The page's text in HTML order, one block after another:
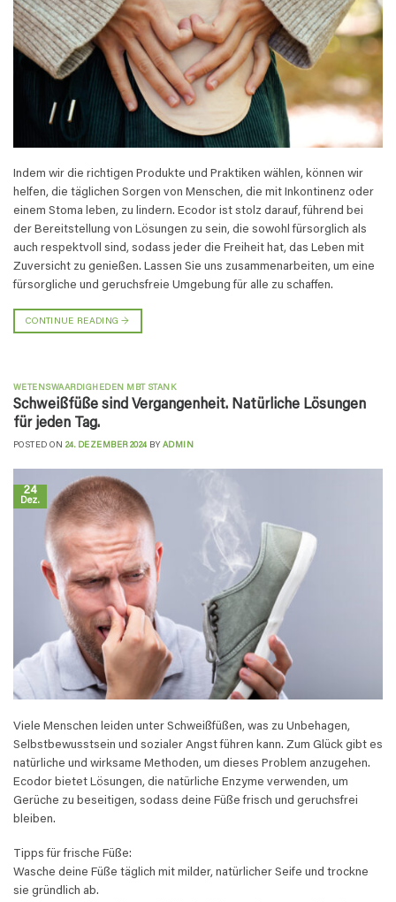
Indem wir die richtigen Produkte und Praktiken wählen, können wir
helfen, die täglichen Sorgen von Menschen, die mit Inkontinenz oder
einem Stoma leben, zu lindern. Ecodor ist stolz darauf, führend bei
der Bereitstellung von Lösungen zu sein, die sowohl fürsorglich als
auch respektvoll sind, sodass jeder die Freiheit hat, das Leben mit
Zuversicht zu genießen. Lassen Sie uns zusammenarbeiten, um eine
fürsorgliche und geruchsfreie Umgebung für alle zu schaffen.
CONTINUE READING→
WETENSWAARDIGHEDEN MBT STANK
Schweißfüße sind Vergangenheit. Natürliche Lösungen
für jeden Tag.
POSTED ON 24. DEZEMBER 2024 BY ADMIN
24
Dez.
Viele Menschen leiden unter Schweißfüßen, was zu Unbehagen,
Selbstbewusstsein und sozialer Angst führen kann. Zum Glück gibt es
natürliche und wirksame Methoden, um dieses Problem anzugehen.
Ecodor bietet Lösungen, die natürliche Enzyme verwenden, um
Gerüche zu beseitigen, sodass deine Füße frisch und geruchsfrei
bleiben.
Tipps für frische Füße:
Wasche deine Füße täglich mit milder, natürlicher Seife und trockne
sie gründlich ab.